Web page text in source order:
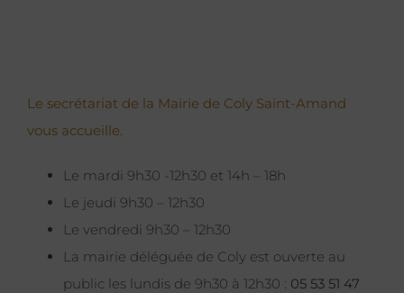
Le secrétariat de la Mairie de Coly Saint-Amand
vous accueille.
Le mardi 9h30 -12h30 et 14h – 18h
Le jeudi 9h30 – 12h30
Le vendredi 9h30 – 12h30
La mairie déléguée de Coly est ouverte au
public les lundis de 9h30 à 12h30 : 05 53 51 47